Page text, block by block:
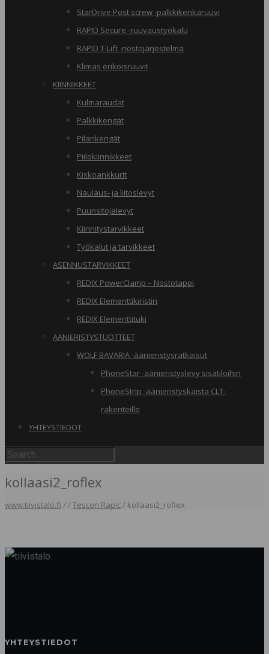
StarDrive Post screw -palkkikenkäruuvi
RAPID Secure -ruuvaustyökalu
RAPID T-Lift -nostojärjestelmä
Klimas erikoisruuvit
KIINNIKKEET
Kulmaraudat
Palkkikengät
Pilarikengät
Piilokiinnikkeet
Kiskoankkurit
Naulaus- ja liitoslevyt
Puunsitojalevyt
Kiinnitystarvikkeet
Työkalut ja tarvikkeet
ASENNUSTARVIKKEET
REDIX PowerClamp – Nostotappi
REDIX Elementtikiristin
REDIX Elementtituki
ÄÄNIERISTYSTUOTTEET
WOLF BAVARIA -äänieristysratkaisut
PhoneStar -äänieristyslevy sisätiloihin
PhoneStrip -äänieristyskaista CLT-
rakenteille
YHTEYSTIEDOT
kollaasi2_roflex
www.tiivistalo.fi //Tescon Rapic/ kollaasi2_roflex
YHTEYSTIEDOT